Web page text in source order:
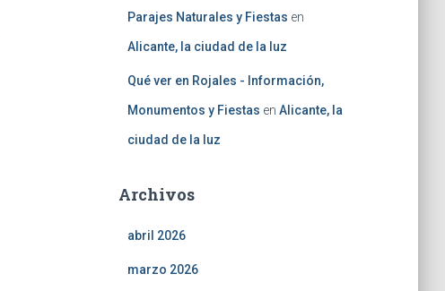
Parajes Naturales y Fiestas en
Alicante, la ciudad de la luz
Qué ver en Rojales - Información,
Monumentos y Fiestas en Alicante, la
ciudad de la luz
Archivos
abril 2026
marzo 2026